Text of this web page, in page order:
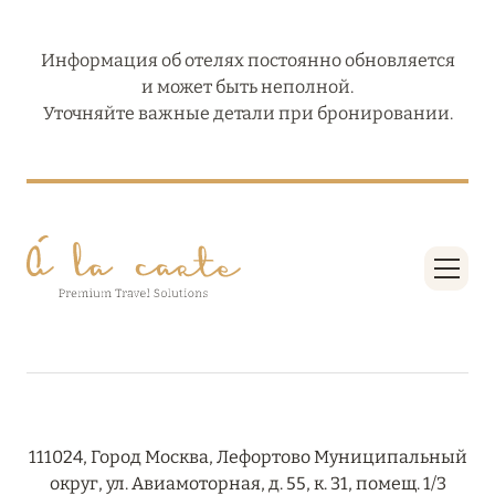
Информация об отелях постоянно обновляется
и может быть неполной.
Уточняйте важные детали при бронировании.
111024, Город Москва, Лефортово Муниципальный
округ, ул. Авиамоторная, д. 55, к. 31, помещ. 1/3